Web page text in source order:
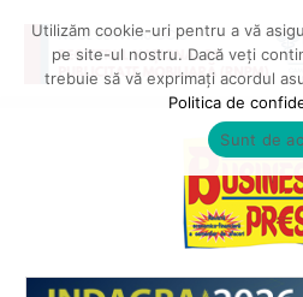
Utilizăm cookie-uri pentru a vă
pe site-ul nostru. Dacă veți
trebuie să vă exprimați acordul
Politica de
Sunt de